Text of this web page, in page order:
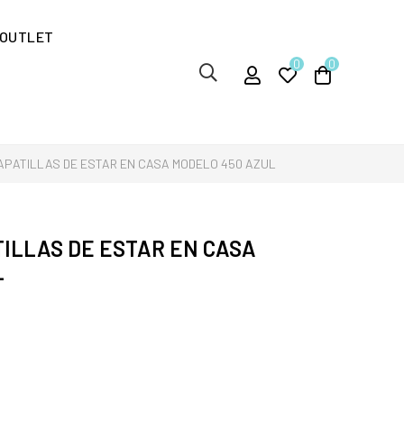
OUTLET
0 0
DE ESTAR EN CASA MODELO 450 AZUL
DE ESTAR EN CASA